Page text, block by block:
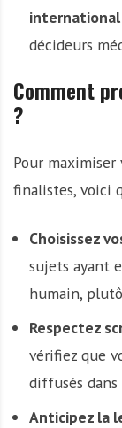
international
décideurs
Comment
?
Pour
finalistes, voici
Choisissez
sujets ayant
humain,
Respectez
vérifiez que
diffusés
Anticipez la